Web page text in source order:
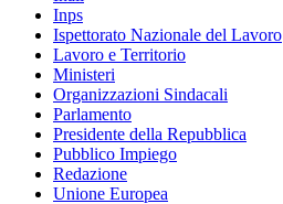
Inps
Ispettorato Nazionale del Lavoro
Lavoro e Territorio
Ministeri
Organizzazioni Sindacali
Parlamento
Presidente della Repubblica
Pubblico Impiego
Redazione
Unione Europea